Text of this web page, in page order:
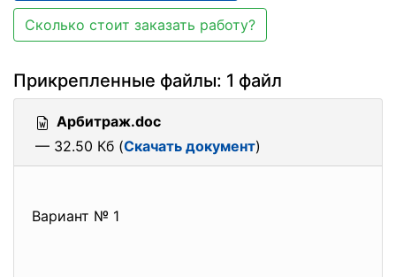
Сколько стоит заказать работу?
Прикрепленные файлы: 1 файл
Арбитраж.doc
— 32.50 Кб (Скачать документ)
Вариант № 1